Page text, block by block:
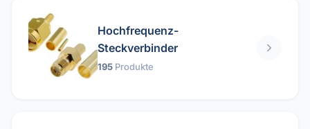
Hochfrequenz-
Steckverbinder
195 Produkte